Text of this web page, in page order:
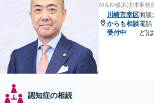
M＆M横浜法律事務
川崎市幸区
からも相談
受付中
面談
電話
ど)
認知症の相続